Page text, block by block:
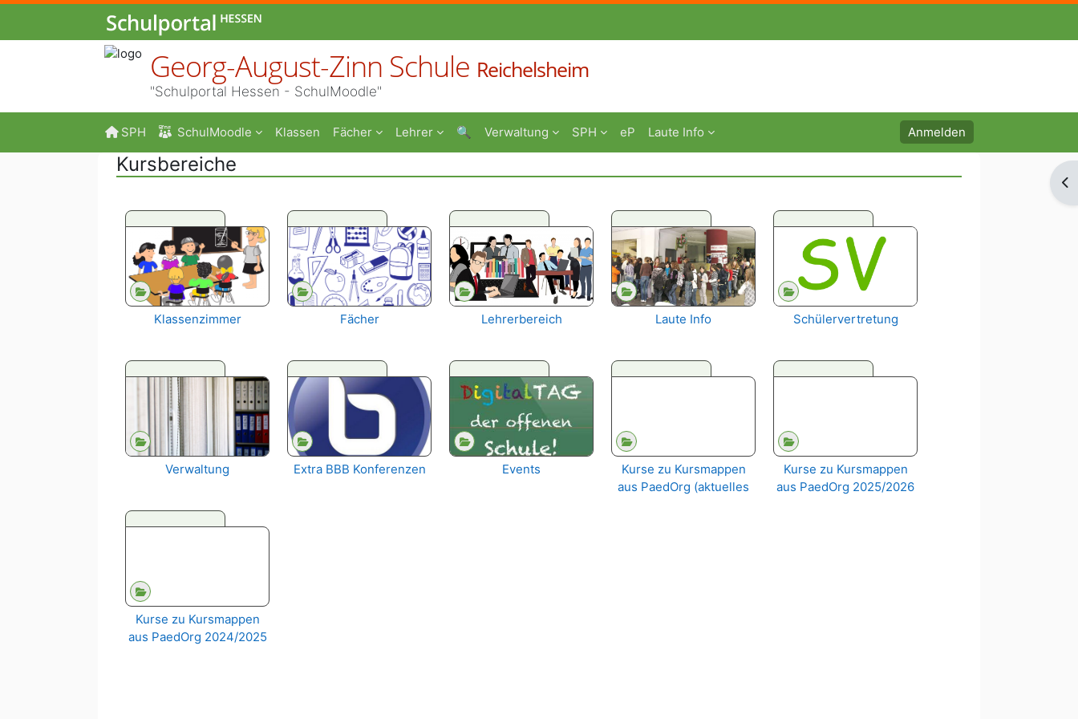
Zum Hauptinhalt
Georg-August-Zinn Schule Reichelsheim
"Schulportal Hessen - SchulMoodle"
SPH SchulMoodle Klassen Fächer Lehrer 🔍 Verwaltung SPH eP Laute Info Anmelden
Kursbereiche
Klassenzimmer Fächer Lehrerbereich Laute Info Schülervertretung
Verwaltung Extra BBB Konferenzen Events
Kurse zu Kursmappen
aus PaedOrg (aktuelles
Kurse zu Kursmappen
aus PaedOrg 2025/2026
Kurse zu Kursmappen
aus PaedOrg 2024/2025